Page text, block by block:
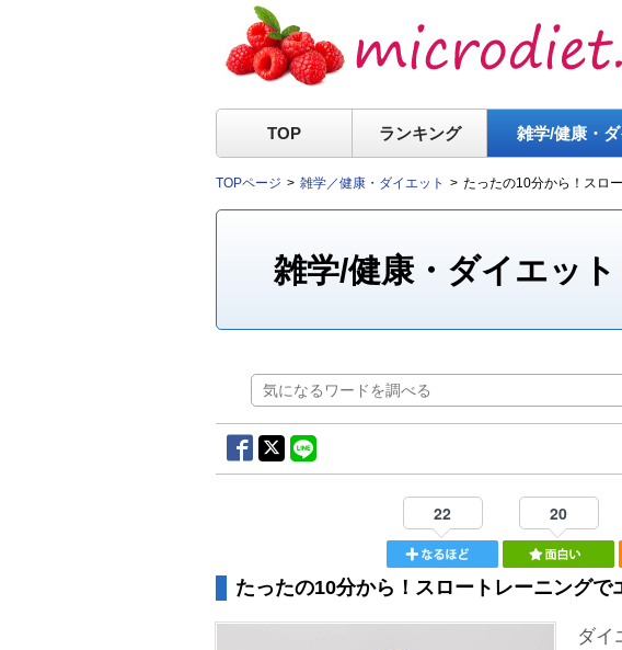
TOP ランキング 雑学/健康・
TOPページ 雑学／健康・ダイエット たったの10分から！スロ
雑学/健康・ダイエット
22 20
たったの10分から！スロートレーニングで
ダイ